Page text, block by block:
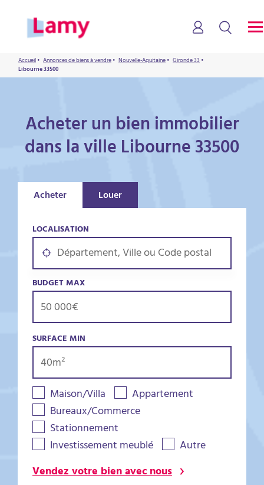
Accueil• Annonces de biens à vendre• Nouvelle-Aquitaine• Gironde 33•
Libourne 33500
Acheter un bien immobilier
dans la ville Libourne 33500
Acheter Louer
LOCALISATION
BUDGET MAX
SURFACE MIN
Maison/Villa
Appartement
Bureaux/Commerce
Stationnement
Investissement meublé
Autre
Vendez votre bien avec nous